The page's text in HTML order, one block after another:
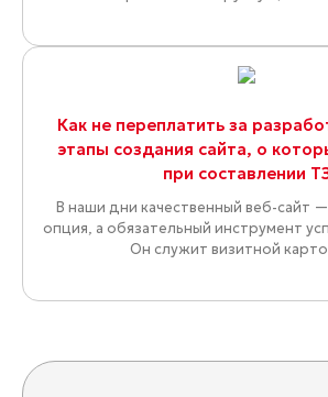
Как не переплатить за
этапы создания сайта, о
при составлении
В наши дни качественный веб-сайт
опция, а обязательный инструмент
Он служит визитной